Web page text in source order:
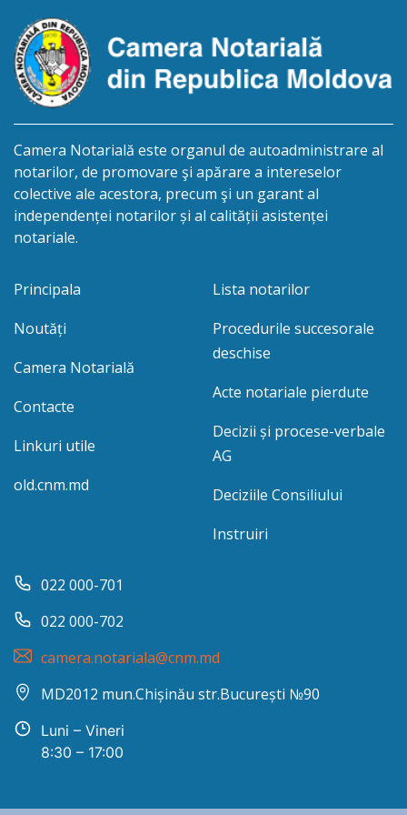
Camera Notarială este organul de autoadministrare al
notarilor, de promovare şi apărare a intereselor
colective ale acestora, precum şi un garant al
independenței notarilor și al calității asistenței
notariale.
Principala
Noutăți
Camera Notarială
Contacte
Linkuri utile
old.cnm.md
Lista notarilor
Procedurile succesorale
deschise
Acte notariale pierdute
Decizii și procese-verbale
AG
Deciziile Consiliului
Instruiri
022 000-701
022 000-702
camera.notariala@cnm.md
MD2012 mun.Chișinău str.București №90
Luni – Vineri
8:30 – 17:00